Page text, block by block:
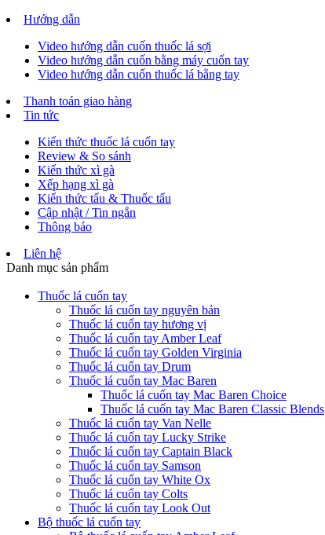
Hướng dẫn
Video hướng dẫn cuốn thuốc lá sợi
Video hướng dẫn cuốn bằng máy cuốn tay
Video hướng dẫn cuốn thuốc lá bằng tay
Thanh toán giao hàng
Tin tức
Kiến thức thuốc lá cuốn tay
Review & So sánh
Kiến thức xì gà
Xếp hạng xì gà
Kiến thức tẩu & Thuốc tẩu
Cập nhật / Tin ngắn
Thông báo
Liên hệ
Danh mục sản phẩm
Thuốc lá cuốn tay
Thuốc lá cuốn tay nguyên bản
Thuốc lá cuốn tay hương vị
Thuốc lá cuốn tay Amber Leaf
Thuốc lá cuốn tay Golden Virginia
Thuốc lá cuốn tay Drum
Thuốc lá cuốn tay Mac Baren
Thuốc lá cuốn tay Mac Baren Choice
Thuốc lá cuốn tay Mac Baren Classic Blends
Thuốc lá cuốn tay Van Nelle
Thuốc lá cuốn tay Lucky Strike
Thuốc lá cuốn tay Captain Black
Thuốc lá cuốn tay Samson
Thuốc lá cuốn tay White Ox
Thuốc lá cuốn tay Colts
Thuốc lá cuốn tay Look Out
Bộ thuốc lá cuốn tay